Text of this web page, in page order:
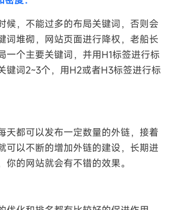
候，不能过多的布局关键词，否则会
词堆砌，网站页面进行降权，老船长
一个主要关键词，并用H1标签进行标
键词2~3个，用H2或者H3标签进行标
天都可以发布一定数量的外链，接着
可以不断的增加外链的建设，长期进
的网站就会有不错的效果。